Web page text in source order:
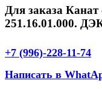
Для заказа
251.16.01.000.
+7 (996)-228-11-74
Написать в